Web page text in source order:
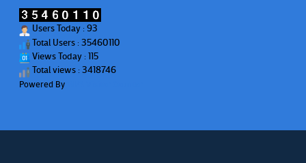
Users Today : 93
Total Users : 35460110
Views Today : 115
Total views : 3418746
Powered By